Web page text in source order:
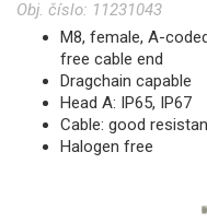
Obj. číslo: 11231043
M8, female, A-
free cable end
Dragchain capable
Head A: IP65, IP67
Cable: good
Halogen free